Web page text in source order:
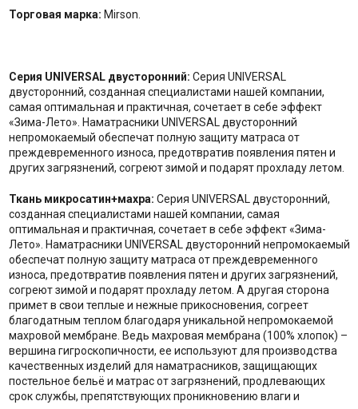
Торговая марка: Mirson.
Серия UNIVERSAL двусторонний: Серия UNIVERSAL
двусторонний, созданная специалистами нашей компании,
самая оптимальная и практичная, сочетает в себе эффект
«Зима-Лето». Наматрасники UNIVERSAL двусторонний
непромокаемый обеспечат полную защиту матраса от
преждевременного износа, предотвратив появления пятен и
других загрязнений, согреют зимой и подарят прохладу летом.
Ткань микросатин+махра: Серия UNIVERSAL двусторонний,
созданная специалистами нашей компании, самая
оптимальная и практичная, сочетает в себе эффект «Зима-
Лето». Наматрасники UNIVERSAL двусторонний непромокаемый
обеспечат полную защиту матраса от преждевременного
износа, предотвратив появления пятен и других загрязнений,
согреют зимой и подарят прохладу летом. А другая сторона
примет в свои теплые и нежные прикосновения, согреет
благодатным теплом благодаря уникальной непромокаемой
махровой мембране. Ведь махровая мембрана (100% хлопок) –
вершина гигроскопичности, ее используют для производства
качественных изделий для наматрасников, защищающих
постельное бельё и матрас от загрязнений, продлевающих
срок службы, препятствующих проникновению влаги и